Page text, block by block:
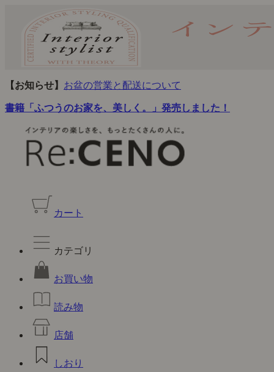
【お知らせ】 お盆の営業と配送について
書籍「ふつうのお家を、美しく。」発売しました！
カート
カテゴリ
お買い物
読み物
店舗
しおり